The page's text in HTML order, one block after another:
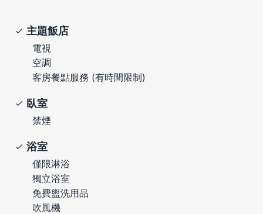
主題飯店
電視
空調
客房餐點服務 (有時間限制)
臥室
禁煙
浴室
僅限淋浴
獨立浴室
免費盥洗用品
吹風機